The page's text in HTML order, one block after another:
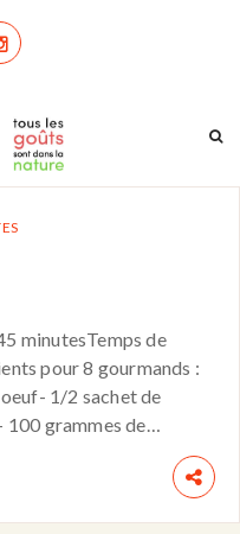
minutesTemps de
pour 8 gourmands :
1/2 sachet de
100 grammes de…